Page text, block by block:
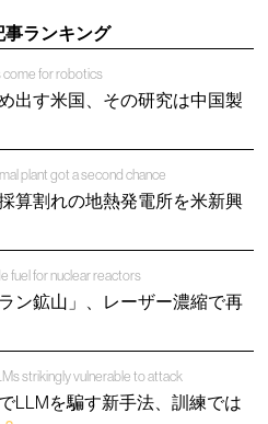
事ランキング
come for robotics
出す米国、その研究は中国製
plant got a second chance
算割れの地熱発電所を米新興
fuel for nuclear reactors
ン鉱山」、レーザー濃縮で再
strikingly vulnerable to attack
LLMを騙す新手法、訓練では